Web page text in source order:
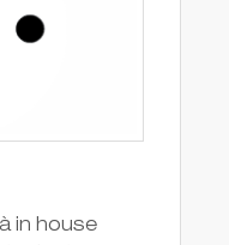
in house